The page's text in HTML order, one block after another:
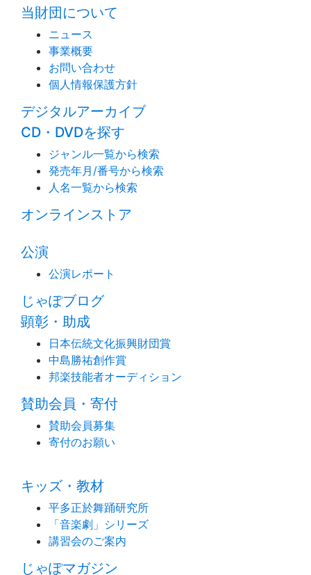
当財団について
ニュース
事業概要
お問い合わせ
個人情報保護方針
デジタルアーカイブ
CD・DVDを探す
ジャンル一覧から検索
発売年月/番号から検索
人名一覧から検索
オンラインストア
公演
公演レポート
じゃぽブログ
顕彰・助成
日本伝統文化振興財団賞
中島勝祐創作賞
邦楽技能者オーディション
賛助会員・寄付
賛助会員募集
寄付のお願い
キッズ・教材
平多正於舞踊研究所
「音楽劇」シリーズ
講習会のご案内
じゃぽマガジン